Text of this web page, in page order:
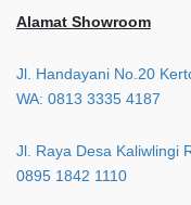
Alamat Showroom
Jl. Handayani No.20
WA: 0813 3335 4187
Jl. Raya Desa Kaliwlingi
0895 1842 1110